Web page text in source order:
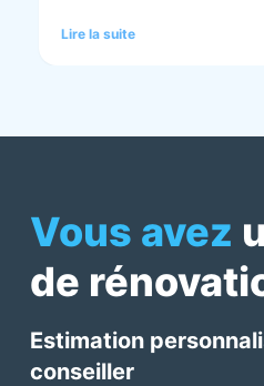
Lire la suite
Vous avez
de
Estimation
conseiller